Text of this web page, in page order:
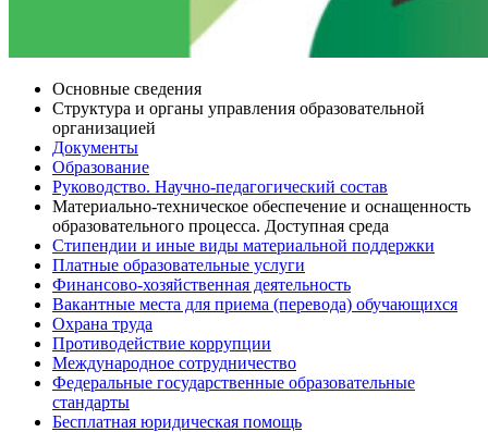
Основные сведения
Структура и органы управления образовательной
организацией
Документы
Образование
Руководство. Научно-педагогический состав
Материально-техническое обеспечение и оснащенность
образовательного процесса. Доступная среда
Стипендии и иные виды материальной поддержки
Платные образовательные услуги
Финансово-хозяйственная деятельность
Вакантные места для приема (перевода) обучающихся
Охрана труда
Противодействие коррупции
Международное сотрудничество
Федеральные государственные образовательные
стандарты
Бесплатная юридическая помощь